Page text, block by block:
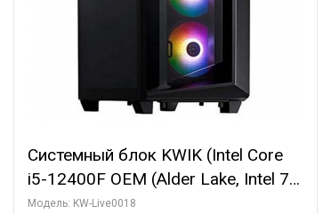
Системный блок KWIK (Intel Core
i5-12400F OEM (Alder Lake, Intel 7,
C6 0EC/6PC/T1/ 32 ГБ ОЗУ (2
Модель: KW-Live0018